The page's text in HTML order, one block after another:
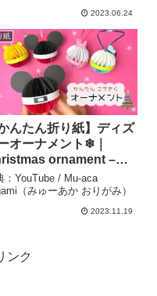
2023.06.24
紙
かんたん折り紙】ディズ
オーナメント❄︎｜
ornament –
aca origami（みゅー
おりがみ）
：YouTube / Mu-aca
（みゅーあか おりがみ）
2023.11.19
ンク